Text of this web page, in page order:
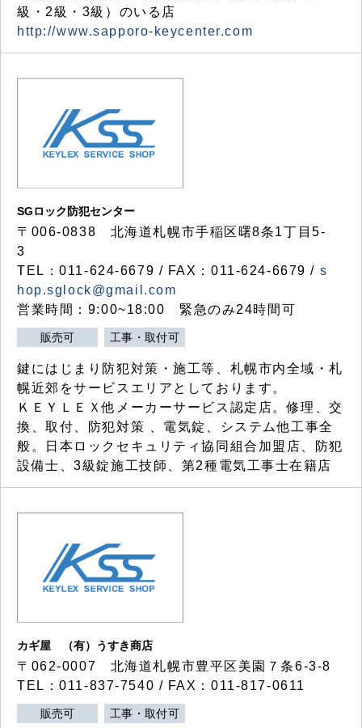
級・2級・3級）のいる店
http://www.sapporo-keycenter.com
SGロック防犯センター
〒006-0838 北海道札幌市手稲区曙8条1丁目5-
3
TEL：011-624-6679 / FAX：011-624-6679 / s
hop.sglock@gmail.com
営業時間：9:00~18:00 緊急のみ24時間可
販売可 工事・取付可
鍵にはじまり防犯対策・施工等、札幌市内全域・札
幌近郊をサービスエリアとしております。
ＫＥＹＬＥＸ他メーカーサービス認定店。修理、交
換、取付、防犯対策 、電気錠、システム他工事全
般。日本ロックセキュリティ協同組合加盟店、防犯
設備士、3級錠施工技師、第2種電気工事士在籍店
カギ屋 （有）うすき商店
〒062-0007 北海道札幌市豊平区美園７条6-3-8
TEL：011-837-7540 / FAX：011-817-0611
販売可 工事・取付可